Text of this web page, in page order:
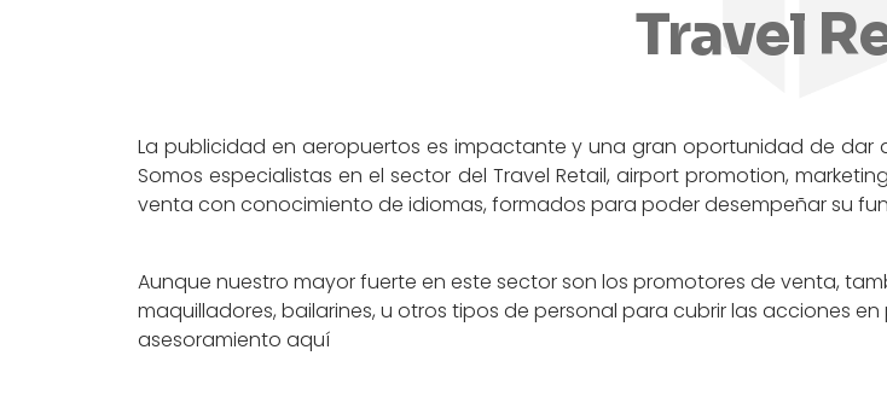
Travel
La publicidad en aeropuertos es impactante y una gran oportunidad de
Somos especialistas en el sector del Travel Retail, airport promotion,
venta con conocimiento de idiomas, formados para poder desempeñar su
Aunque nuestro mayor fuerte en este sector son los promotores de venta,
maquilladores, bailarines, u otros tipos de personal para cubrir las acciones
asesoramiento aquí